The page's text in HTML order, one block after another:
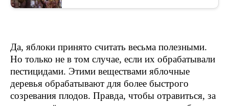
Да, яблоки принято считать весьма полезными.
Но только не в том случае, если их обрабатывали
пестицидами. Этими веществами яблочные
деревья обрабатывают для более быстрого
созревания плодов. Правда, чтобы отравиться, за